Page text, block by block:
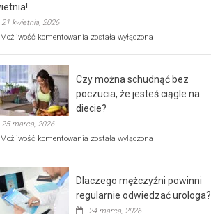
21 kwietnia, 2026
Możliwość komentowania „Zdrowie
bezpłatna
akcja
profilaktyczna
w
już
kwietnia!
została wyłączona
Czy można schudnąć bez
poczucia, że jesteś ciągle na
diecie?
25 marca, 2026
Możliwość komentowania Czy
poczucia,
że
została wyłączona
Dlaczego mężczyźni powinni
regularnie odwiedzać urologa?
24 marca, 2026